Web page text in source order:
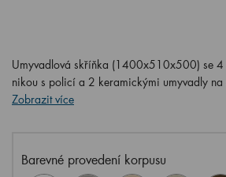
Umyvadlová skříňka (1400x510x500) se 4
nikou s policí a 2 keramickými umyvadly
Zobrazit více
Barevné provedení korpusu